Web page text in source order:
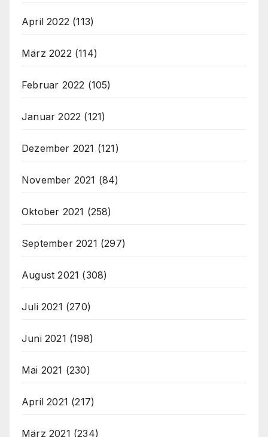
April 2022 (113)
März 2022 (114)
Februar 2022 (105)
Januar 2022 (121)
Dezember 2021 (121)
November 2021 (84)
Oktober 2021 (258)
September 2021 (297)
August 2021 (308)
Juli 2021 (270)
Juni 2021 (198)
Mai 2021 (230)
April 2021 (217)
März 2021 (234)